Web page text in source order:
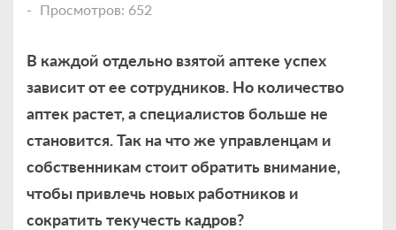
Просмотров: 652
В каждой отдельно взятой аптеке успех
зависит от ее сотрудников. Но количество
аптек растет, а специалистов больше не
становится. Так на что же управленцам и
собственникам стоит обратить внимание,
чтобы привлечь новых работников и
сократить текучесть кадров?